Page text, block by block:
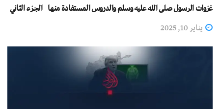
غزوات الرسول صلى الله عليه وسلم والدروس المستفادة منها الجزء الثاني
يناير 10, 2025